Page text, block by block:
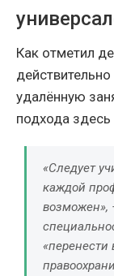
Как отметил
удалённую
подхода
«Следует
каждой
возможен»,